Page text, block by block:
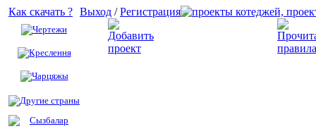
Как скачать ?
Чертежи
Креслення
Чарцяжы
Другие страны
Сызбалар
Выход /Регистрация